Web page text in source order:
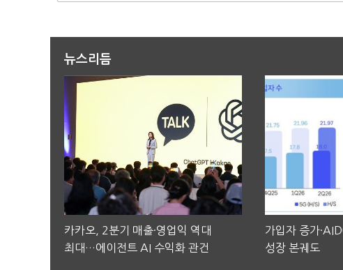
뉴스리듬
카카오, 2분기 매출·영업익 역대
최대…에이전트 AI 수익화 관건
가입자 증가
성장 본궤도